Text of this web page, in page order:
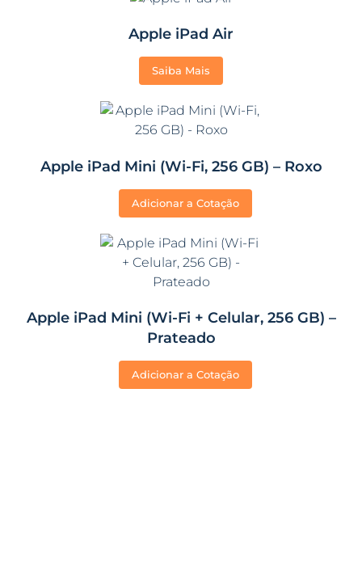
Apple iPad Air
Saiba Mais
Apple iPad Mini (Wi-Fi, 256 GB) – Roxo
Adicionar a Cotação
Apple iPad Mini (Wi-Fi + Celular, 256 GB) –
Prateado
Adicionar a Cotação